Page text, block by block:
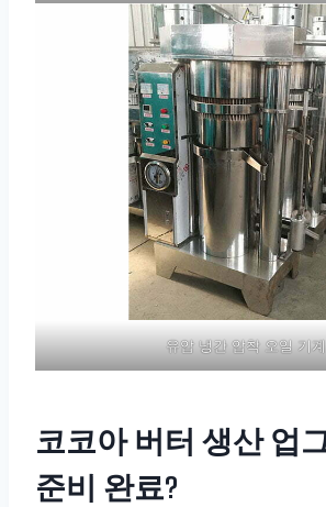
유압 냉간 압착 오일 기계
코코아 버터 생산 업
준비 완료?